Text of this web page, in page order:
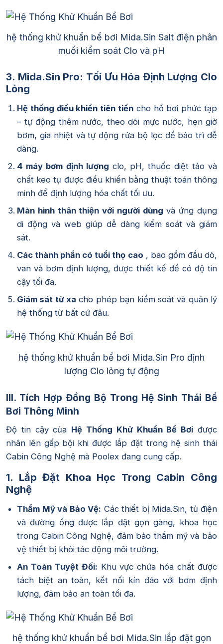
hệ thống khử khuẩn bể bơi Mida.Sin Salt điện phân
muối kiểm soát Clo và pH
3. Mida.Sin Pro: Tối Ưu Hóa Định Lượng Clo
Lỏng
Hệ thống điều khiển tiên tiến cho hồ bơi phức tạp
– tự động thêm nước, theo dõi mực nước, hẹn giờ
bơm, gia nhiệt và tự động rửa bộ lọc để bảo trì dễ
dàng.
4 máy bơm định lượng clo, pH, thuốc diệt tảo và
chất keo tụ được điều khiển bằng thuật toán thông
minh để định lượng hóa chất tối ưu.
Màn hình thân thiện với người dùng và ứng dụng
di động và web giúp dễ dàng kiểm soát và giám
sát.
Các thành phần có tuổi thọ cao , bao gồm đầu dò,
van và bơm định lượng, được thiết kế để có độ tin
cậy tối đa.
Giám sát từ xa cho phép bạn kiểm soát và quản lý
hệ thống từ bất cứ đâu.
hệ thống khử khuẩn bể bơi Mida.Sin Pro định
lượng Clo lỏng tự động
III. Tích Hợp Đồng Bộ Trong Hệ Sinh Thái Bể
Bơi Thông Minh
Độ tin cậy của Hệ Thống Khử Khuẩn Bể Bơi được
nhân lên gấp bội khi được lắp đặt trong hệ sinh thái
Cabin Công Nghệ mà Poolex đang cung cấp.
1. Lắp Đặt Khoa Học Trong Cabin Công
Nghệ
Thẩm Mỹ và Bảo Vệ: Các thiết bị Mida.Sin, tủ điện
và đường ống được lắp đặt gọn gàng, khoa học
trong Cabin Công Nghệ, đảm bảo thẩm mỹ và bảo
vệ thiết bị khỏi tác động môi trường.
An Toàn Tuyệt Đối: Khu vực chứa hóa chất được
tách biệt an toàn, kết nối kín đáo với bơm định
lượng, đảm bảo an toàn tối đa.
hệ thống khử khuẩn bể bơi Mida.Sin lắp đặt gọn